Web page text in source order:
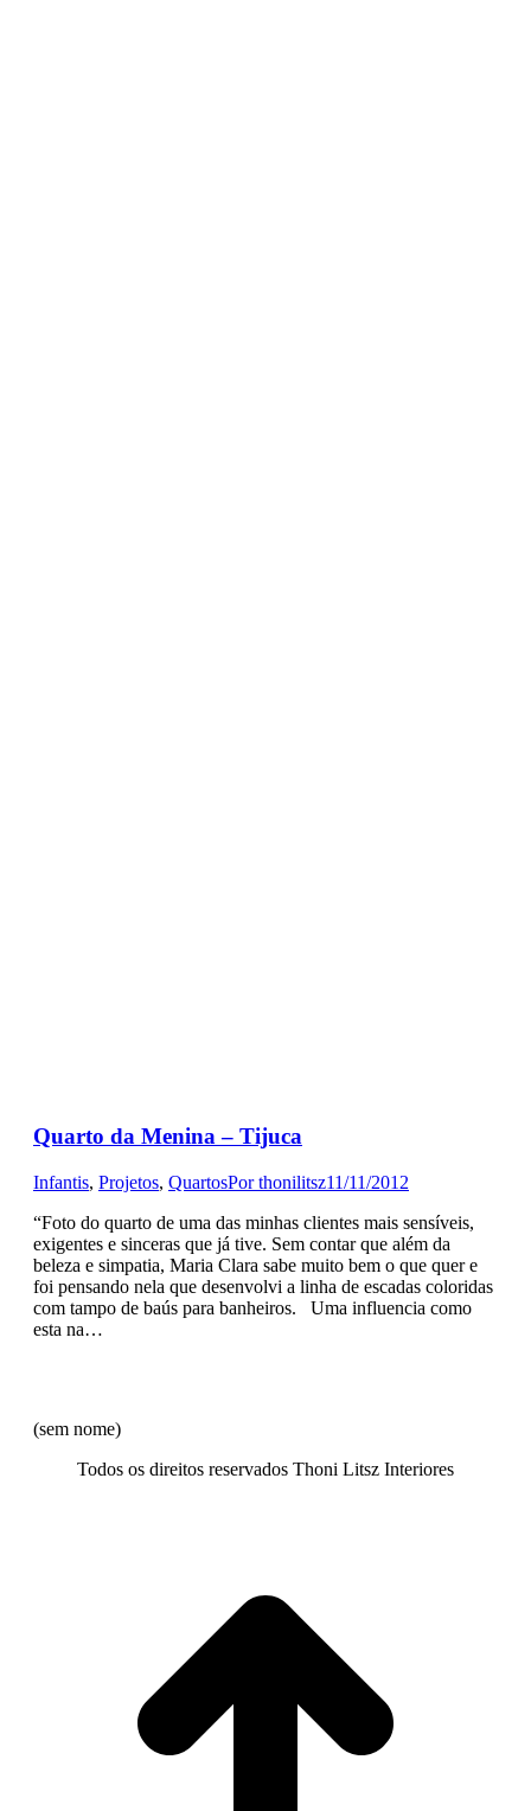
Quarto da Menina – Tijuca
Infantis, Projetos, QuartosPorthonilitsz11/11/2012
“Foto do quarto de uma das minhas clientes mais sensíveis,
exigentes e sinceras que já tive. Sem contar que além da
beleza e simpatia, Maria Clara sabe muito bem o que quer e
foi pensando nela que desenvolvi a linha de escadas coloridas
com tampo de baús para banheiros. Uma influencia como
esta na…
(sem nome)
Todos os direitos reservados Thoni Litsz Interiores